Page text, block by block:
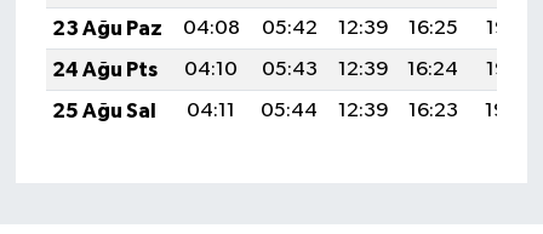
23 Ağu Paz
04:08 05:42 12:39 16:25
19:27
24 Ağu Pts
04:10 05:43 12:39 16:24
19:25
25 Ağu Sal
04:11 05:44 12:39 16:23 19:24